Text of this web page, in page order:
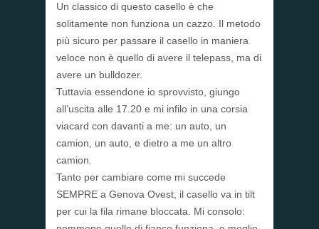
Un classico di questo casello è che
solitamente non funziona un cazzo. Il metodo
più sicuro per passare il casello in maniera
veloce non è quello di avere il telepass, ma di
avere un bulldozer.
Tuttavia essendone io sprovvisto, giungo
all’uscita alle 17.20 e mi infilo in una corsia
viacard con davanti a me: un auto, un
camion, un auto, e dietro a me un altro
camion.
Tanto per cambiare come mi succede
SEMPRE a Genova Ovest, il casello va in tilt
per cui la fila rimane bloccata. Mi consolo: